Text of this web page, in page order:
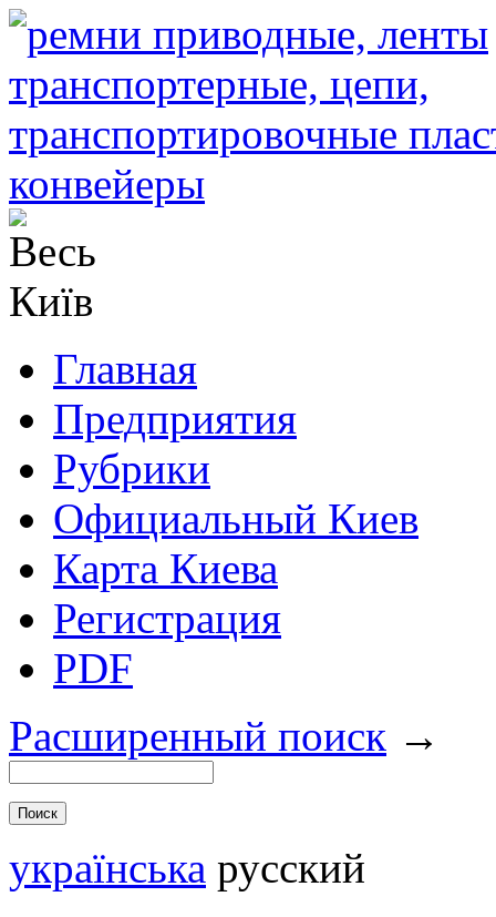
Главная
Предприятия
Рубрики
Официальный Киев
Карта Киева
Регистрация
PDF
Расширенный поиск →
українська русский